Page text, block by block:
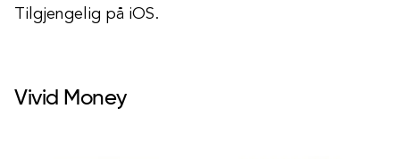
Tilgjengelig på iOS.
Vivid Money